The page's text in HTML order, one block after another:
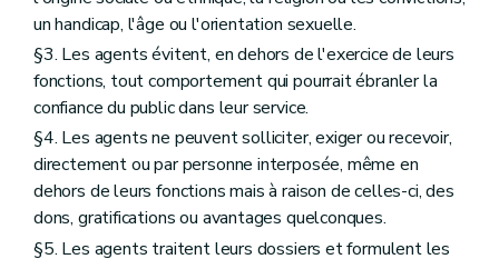
Art.108bis
ChapitreIV
De la mission de service pour les membres du personnel désignés formateurs internes auprès de l'École d'administration publique commune à la Communauté française et à la Région wallonne ou de la (direction d
Art. 109
Art.109bis
Titre VI Des épreuves de recrutement et de carrière
Chapitre premier Des concours de recrutement et des concours d'accession au niveau supérieur
Section première Dispositions générales
Art. 110
Art. 111
Art. 112
Art. 112bis
un handicap, l'âge ou l'orientation sexuelle.
§3. Les agents évitent, en dehors de l'exercice de leurs
fonctions, tout comportement qui pourrait ébranler la
confiance du public dans leur service.
§4. Les agents ne peuvent solliciter, exiger ou recevoir,
directement ou par personne interposée, même en
dehors de leurs fonctions mais à raison de celles-ci, des
dons, gratifications ou avantages quelconques.
§5. Les agents traitent leurs dossiers et formulent les